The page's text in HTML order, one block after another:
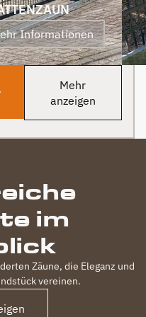
sogar noch ein Paket mit
leckerem Honig. Danke
auch dafür!
Informationen
Mehr
anzeigen
im
Zäune, die Eleganz und
vereinen.